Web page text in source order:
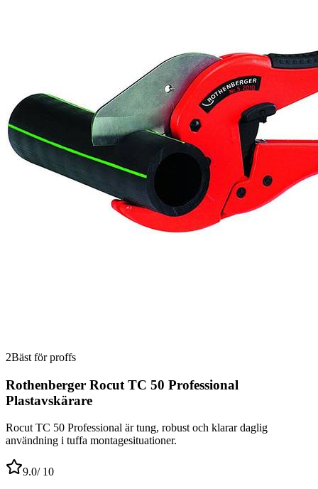
2Bäst för proffs
Rothenberger Rocut TC 50 Professional
Plastavskärare
Rocut TC 50 Professional är tung, robust och klarar daglig
användning i tuffa montagesituationer.
9.0/ 10